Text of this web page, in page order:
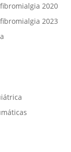
2020
2023